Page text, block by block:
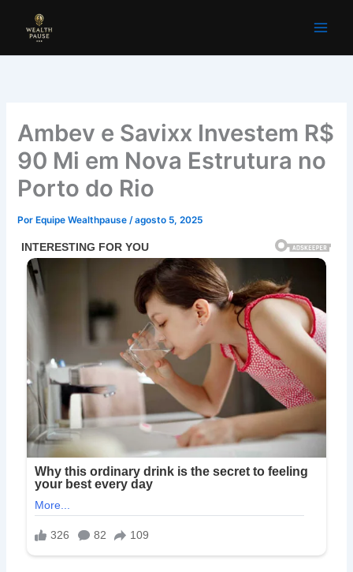
Ambev e Savixx Investem R$
90 Mi em Nova Estrutura no
Porto do Rio
Por Equipe Wealthpause/agosto 5, 2025